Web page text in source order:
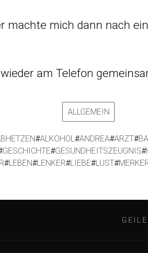
machte mich dann nach
am Telefon
ALLGEMEIN
#ALKOHOL #ANDREA#ARZT#
GESCHICHTE#GESUNDHEITSZEUGNIS#
#LEBEN#LENKER#LIEBE#LUST#